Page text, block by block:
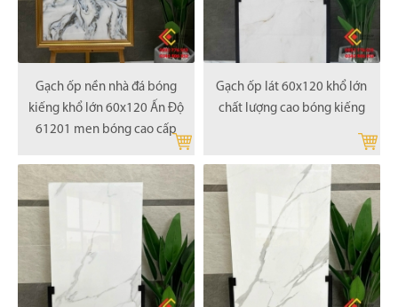
Gạch ốp nền nhà đá bóng
kiếng khổ lớn 60x120 Ấn Độ
61201 men bóng cao cấp
Gạch ốp lát 60x120 khổ lớn
chất lượng cao bóng kiếng